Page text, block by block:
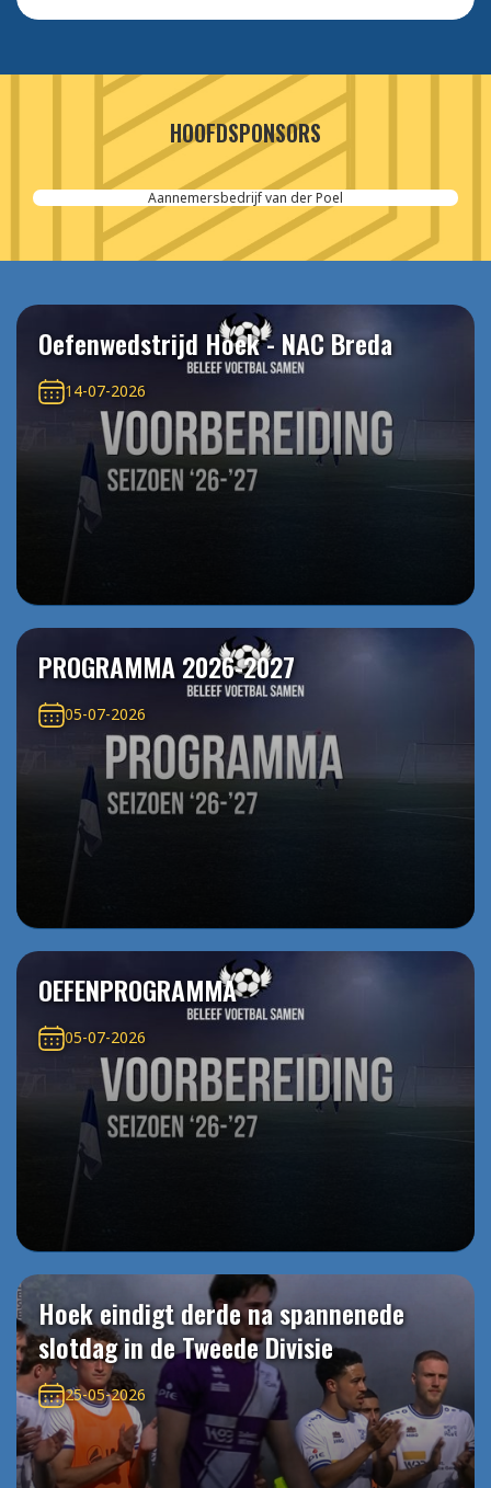
HOOFDSPONSORS
Aannemersbedrijf van der Poel
Oefenwedstrijd Hoek - NAC Breda
14-07-2026
PROGRAMMA 2026-2027
05-07-2026
OEFENPROGRAMMA
05-07-2026
Hoek eindigt derde na spannenede
slotdag in de Tweede Divisie
25-05-2026